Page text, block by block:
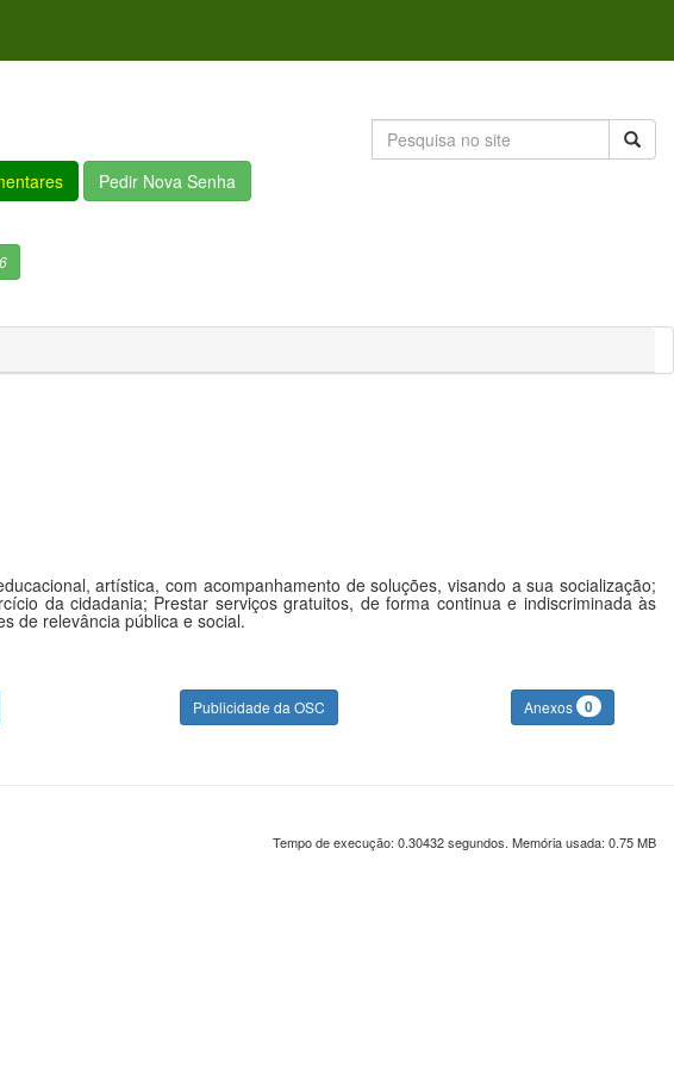
Pedir Nova Senha
artística, com acompanhamento de soluções, visando a sua socialização;
da cidadania; Prestar serviços gratuitos, de forma continua e indiscriminada às
de relevância pública e social.
Publicidade da OSC Anexos 0
Tempo de execução: 0.30432 segundos. Memória usada: 0.75 MB